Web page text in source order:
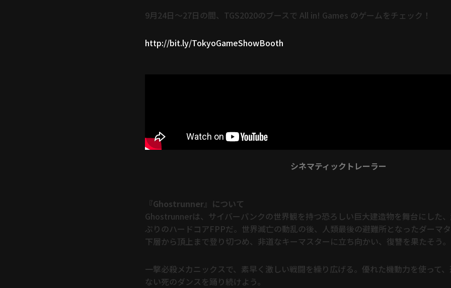
9月24日～27日の間、TGS2020のブースで All in! Games のゲームをチェック！
http://bit.ly/TokyoGameShowBooth
シネマティックトレーラー
『Ghostrunner』について
Ghostrunnerは、サイバーパンクの世界観を持つ恐ろしい巨大建造物を舞台にした
ぷりのハードコアFPPだ。世界滅亡の動乱の後、人類最後の避難所となったダーマ
下層から頂上まで登り切つめ、非道なキーマスターに立ち向かい、復讐を果たそう。
一撃必殺メカニックスで、素早く激しい戦闘を繰り広げる。優れた機動力を使って
ない死のダンスを踊り続けよう。